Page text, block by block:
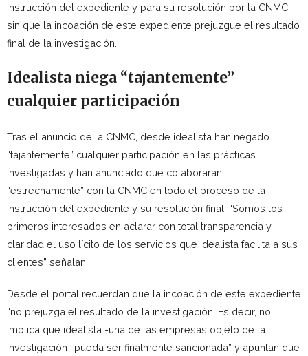
instrucción del expediente y para su resolución por la CNMC,
sin que la incoación de este expediente prejuzgue el resultado
final de la investigación.
Idealista niega “tajantemente”
cualquier participación
Tras el anuncio de la CNMC, desde idealista han negado
“tajantemente” cualquier participación en las prácticas
investigadas y han anunciado que colaborarán
“estrechamente” con la CNMC en todo el proceso de la
instrucción del expediente y su resolución final. “Somos los
primeros interesados en aclarar con total transparencia y
claridad el uso lícito de los servicios que idealista facilita a sus
clientes” señalan.
Desde el portal recuerdan que la incoación de este expediente
“no prejuzga el resultado de la investigación. Es decir, no
implica que idealista -una de las empresas objeto de la
investigación- pueda ser finalmente sancionada” y apuntan que